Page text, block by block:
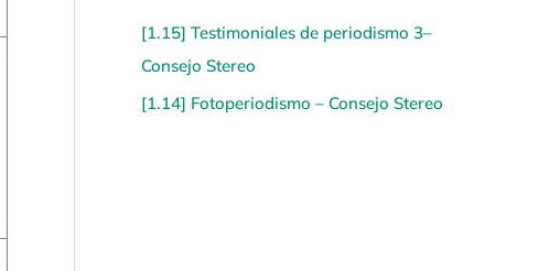
[1.15] Testimoniales de periodismo 3–
Consejo Stereo
[1.14] Fotoperiodismo – Consejo Stereo